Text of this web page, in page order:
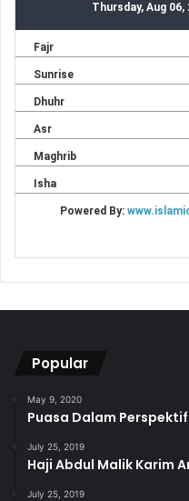
Popular
May 9, 2020
Puasa Dalam
July 25, 2019
Haji Abdul Malik Karim
July 25, 2019